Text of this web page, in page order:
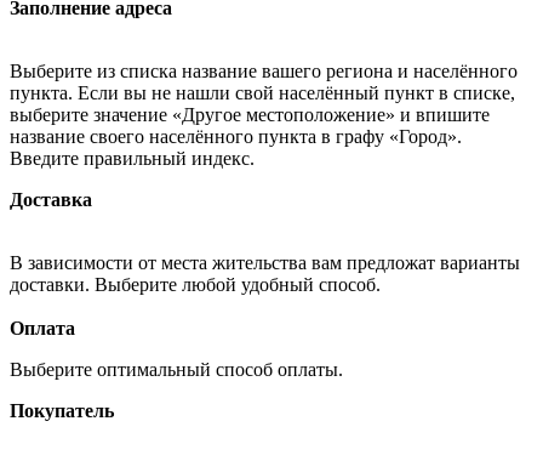
Заполнение адреса
Выберите из списка название вашего региона и населённого
пункта. Если вы не нашли свой населённый пункт в списке,
выберите значение «Другое местоположение» и впишите
название своего населённого пункта в графу «Город».
Введите правильный индекс.
Доставка
В зависимости от места жительства вам предложат варианты
доставки. Выберите любой удобный способ.
Оплата
Выберите оптимальный способ оплаты.
Покупатель